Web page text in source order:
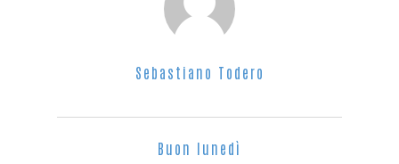
Sebastiano Todero
Buon lunedì